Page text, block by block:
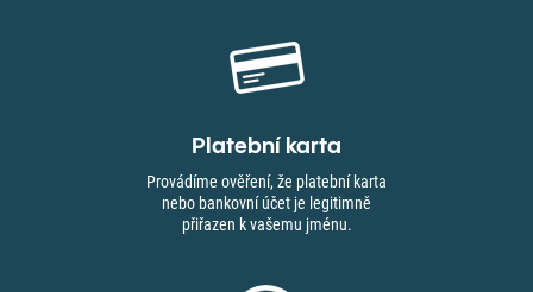
Platební karta
Provádíme ověření, že platební karta
nebo bankovní účet je legitimně
přiřazen k vašemu jménu.